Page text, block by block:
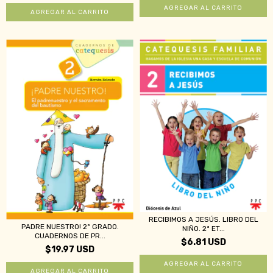
PADRE NUESTRO! 2º GRADO.
CUADERNOS DE PR...
$19.97 USD
RECIBIMOS A JESÚS. LIBRO DEL
NIÑO. 2ª ET...
$6.81 USD